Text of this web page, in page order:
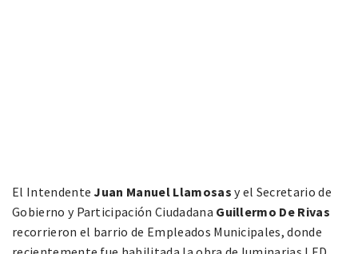
El Intendente Juan Manuel Llamosas y el Secretario de
Gobierno y Participación Ciudadana Guillermo De Rivas
recorrieron el barrio de Empleados Municipales, donde